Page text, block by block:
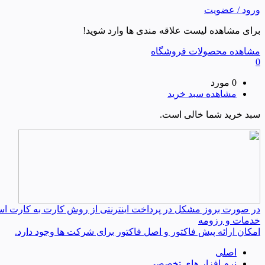
ورود / عضویت
برای مشاهده لیست علاقه مندی ها وارد شوید!
مشاهده محصولات فروشگاه
0
0 مورد
مشاهده سبد خرید
سبد خرید شما خالی است.
در صورت بروز مشکل در پرداخت اینترنتی از روش کارت به کارت
خدمات و رزومه
امکان ارائه پیش فاکتور و اصل فاکتور برای شرکت ها وجود دارد.
اصلی